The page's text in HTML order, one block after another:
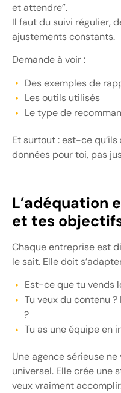
et attendre”.
Il faut du suivi régulier,
ajustements constants.
Demande à voir :
Des exemples de
Les outils utilisés
Le type de
Et surtout : est-ce
données pour toi, pas
L’adéquation
et tes
Chaque entreprise est
le sait. Elle doit
Est-ce que tu vends
Tu veux du contenu
?
Tu as une équipe en
Une agence sérieuse ne
universel. Elle crée une
veux vraiment